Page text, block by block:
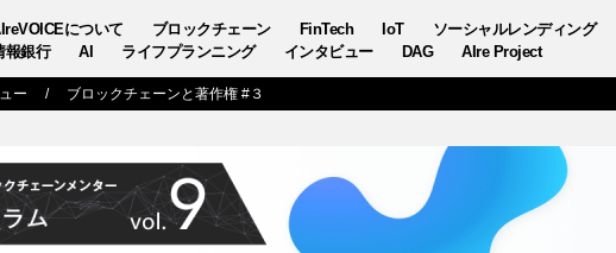
について ブロックチェーン FinTech IoT ソーシャルレンディング
報銀行
AI ライフプランニング インタビュー DAG AIre Project
ー ブロックチェーンと著作権 #３